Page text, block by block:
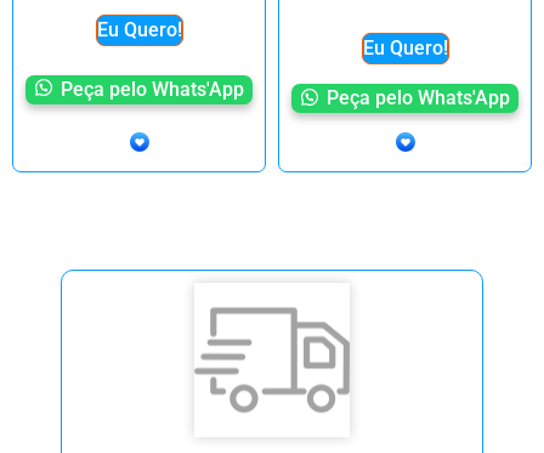
Eu Quero!
Peça pelo Whats'App
Eu Quero!
Peça pelo Whats'App